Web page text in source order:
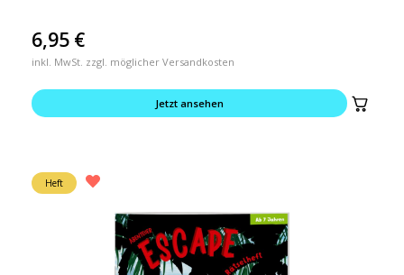
6,95 €
inkl. MwSt. zzgl. möglicher Versandkosten
Jetzt ansehen
Heft